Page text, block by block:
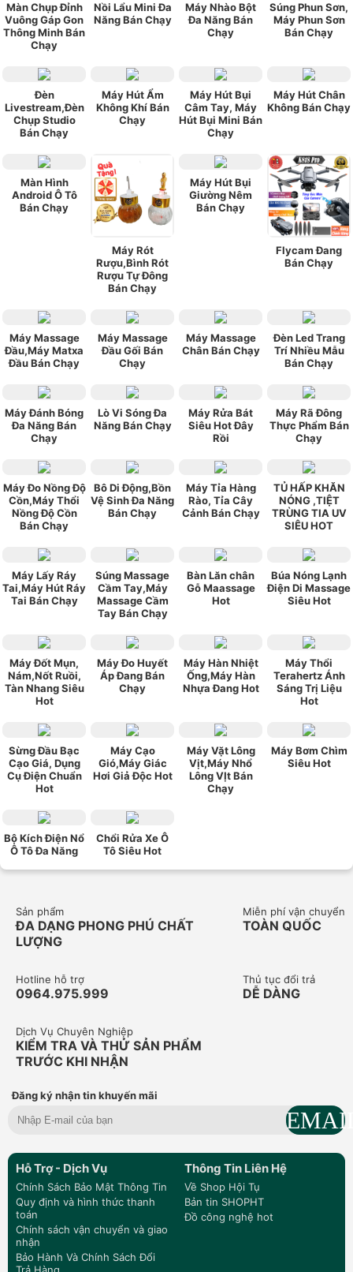
Màn Chụp Đỉnh
Vuông Gáp Gon
Thông Minh Bán
Chạy
Nồi Lẩu Mini Đa
Năng Bán Chạy
Máy Nhào Bột
Đa Năng Bán
Chạy
Súng Phun Sơn,
Máy Phun Sơn
Bán Chạy
Đèn
Livestream,Đèn
Chụp Studio
Bán Chạy
Máy Hút Ẩm
Không Khí Bán
Chạy
Máy Hút Bụi
Câm Tay, Máy
Hút Bụi Mini Bán
Chạy
Máy Hút Chân
Không Bán Chạy
Màn Hình
Android Ô Tô
Bán Chạy
Máy Rót
Rượu,Bình Rót
Rượu Tự Đông
Bán Chạy
Máy Hút Bụi
Giường Nêm
Bán Chạy
Flycam Đang
Bán Chạy
Máy Massage
Đầu,Máy Matxa
Đầu Bán Chạy
Máy Massage
Đầu Gối Bán
Chạy
Máy Massage
Chân Bán Chạy
Đèn Led Trang
Trí Nhiều Mẫu
Bán Chạy
Máy Đánh Bóng
Đa Năng Bán
Chạy
Lò Vi Sóng Đa
Năng Bán Chạy
Máy Rửa Bát
Siêu Hot Đây
Rồi
Máy Rã Đông
Thực Phẩm Bán
Chạy
Máy Đo Nồng Độ
Cồn,Máy Thổi
Nồng Độ Cồn
Bán Chạy
Bô Di Động,Bồn
Vệ Sinh Đa Năng
Bán Chạy
Máy Tỉa Hàng
Rào, Tỉa Cây
Cảnh Bán Chạy
TỦ HẤP KHĂN
NÓNG ,TIỆT
TRÙNG TIA UV
SIÊU HOT
Máy Lấy Ráy
Tai,Máy Hút Ráy
Tai Bán Chạy
Súng Massage
Cầm Tay,Máy
Massage Cầm
Tay Bán Chạy
Bàn Lăn chân
Gỗ Maassage
Hot
Búa Nóng Lạnh
Điện Di Massage
Siêu Hot
Máy Đốt Mụn,
Nám,Nốt Ruồi,
Tàn Nhang Siêu
Hot
Máy Đo Huyết
Áp Đang Bán
Chạy
Máy Hàn Nhiệt
Ống,Máy Hàn
Nhựa Đang Hot
Máy Thổi
Terahertz Ánh
Sáng Trị Liệu
Hot
Sừng Đầu Bạc
Cạo Giá, Dụng
Cụ Điện Chuẩn
Hot
Máy Cạo
Gió,Máy Giác
Hơi Giả Độc Hot
Máy Vặt Lông
Vịt,Máy Nhổ
Lông VỊt Bán
Chạy
Máy Bơm Chìm
Siêu Hot
Bộ Kích Điện Nổ
Ô Tô Đa Năng
Chổi Rửa Xe Ô
Tô Siêu Hot
Sản phẩm
ĐA DẠNG PHONG PHÚ CHẤT
LƯỢNG
Miễn phí vận chuyển
TOÀN QUỐC
Hotline hỗ trợ
0964.975.999
Thủ tục đổi trả
DỄ DÀNG
Dịch Vụ Chuyên Nghiệp
KIỂM TRA VÀ THỬ SẢN PHẨM
TRƯỚC KHI NHẬN
Đăng ký nhận tin khuyến mãi
Hỗ Trợ - Dịch Vụ
Chính Sách Bảo Mật Thông Tin
Quy định và hình thức thanh
toán
Chính sách vận chuyển và giao
nhận
Bảo Hành Và Chính Sách Đổi
Thông Tin Liên Hệ
Về Shop Hội Tụ
Bản tin SHOPHT
Đồ công nghệ hot